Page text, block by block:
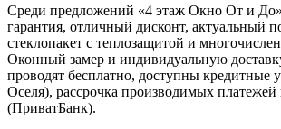
Среди предложений «4 этаж Окно От и
гарантия, отличный дисконт, актуальный
стеклопакет с теплозащитой и
Оконный замер и индивидуальную
проводят бесплатно, доступны кредитные
Оселя), рассрочка производимых платежей
(ПриватБанк).